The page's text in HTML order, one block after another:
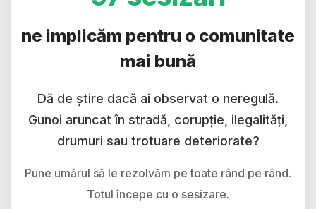
ne implicăm pentru o comunitate
mai bună
Dă de știre dacă ai observat o neregulă.
Gunoi aruncat în stradă, corupție, ilegalități,
drumuri sau trotuare deteriorate?
Pune umărul să le rezolvăm pe toate rând pe rând.
Totul începe cu o sesizare.